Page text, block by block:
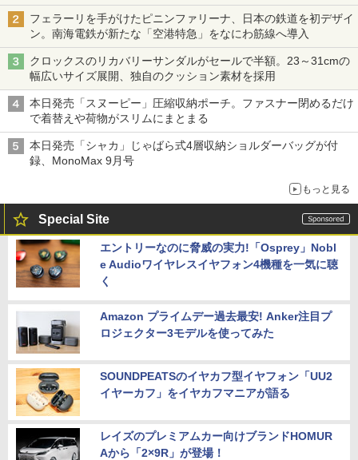
フェラーリを手がけたピニンファリーナ、日本の鉄道を初デザイ
ン。南海電鉄が新たな「空港特急」をなにわ筋線へ導入
クロックスのリカバリーサンダルがセールで半額。23～31cmの
幅広いサイズ展開、独自のクッション素材を採用
本日発売「スヌーピー」圧縮収納ポーチ。ファスナー閉めるだけ
で着替えや荷物がスリムにまとまる
本日発売「シャカ」じゃばら式4層収納ショルダーバッグが付
録、MonoMax 9月号
もっと見る
Special Site
エントリーなのに脅威の実力!「Osprey」Nobl
e Audioワイヤレスイヤフォン4機種を一気に聴
く
Amazon プライムデー過去最安! Anker注目プ
ロジェクター3モデルを使ってみた
SOUNDPEATSのイヤカフ型イヤフォン「UU2
イヤーカフ」をイヤカフマニアが語る
レイズのプレミアムカー向けブランドHOMUR
Aから「2×9R」が登場！